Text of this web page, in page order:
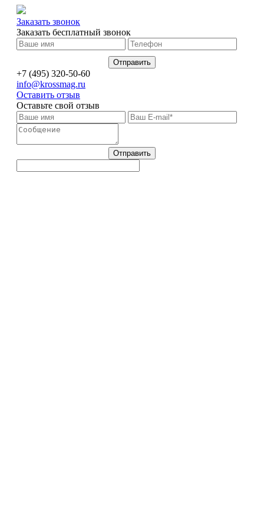
Заказать звонок
Заказать бесплатный звонок
+7 (495) 320-50-60
info@krossmag.ru
Оставить отзыв
Оставьте свой отзыв